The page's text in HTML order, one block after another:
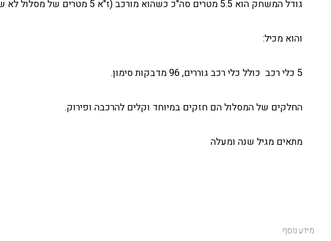
גודל המשחק הוא 5.5 מטרים סה"כ כשהוא מורכב (ז"א 5 מטרים של מסלול לא שטח של 5 מטרים)
והוא מכיל:
5 כלי רכב כולל כלי רכב גוררים, 96 מדבקות סימון.
החלקים של המסלול הם חזקים במיוחד וקלים להרכבה ופירוק.
מתאים מגיל שנה ומעלה
מידע נוסף